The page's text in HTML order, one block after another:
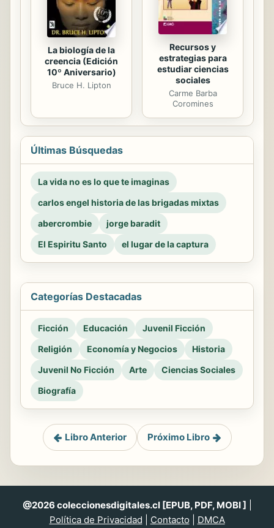
La biología de la
creencia (Edición
10º Aniversario)
Bruce H. Lipton
Recursos y
estrategias para
estudiar ciencias
sociales
Carme Barba
Coromines
Últimas Búsquedas
La vida no es lo que te imaginas
carlos engel historia de las brigadas mixtas
abercrombie
jorge baradit
El Espiritu Santo
el lugar de la captura
Categorías Destacadas
Ficción Educación
Juvenil Ficción
Religión
Economía y Negocios
Historia
Juvenil No Ficción
Arte
Ciencias Sociales
Biografía
Libro Anterior Próximo Libro
@2026 coleccionesdigitales.cl [EPUB, PDF, MOBI ]
Política de Privacidad
Contacto DMCA